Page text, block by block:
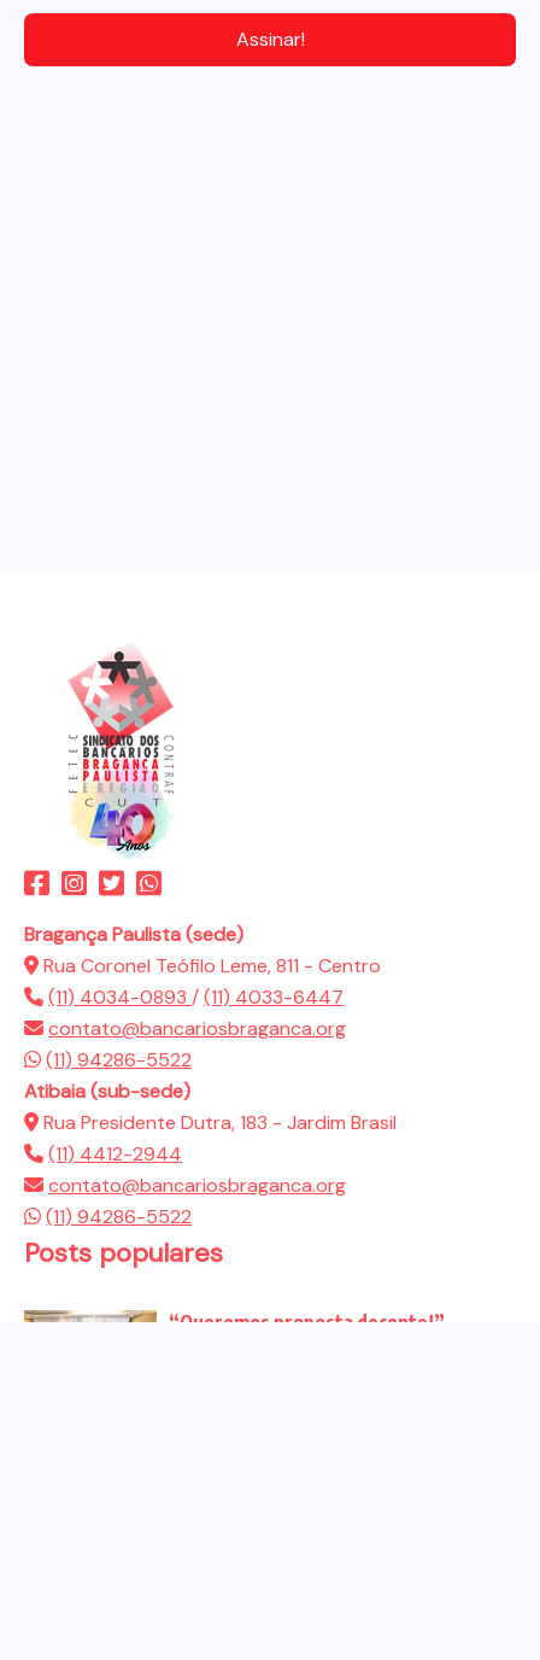
Bragança Paulista (sede)
Rua Coronel Teófilo Leme, 811 - Centro
(11) 4034-0893 /(11) 4033-6447
contato@bancariosbraganca.org
(11) 94286-5522
Atibaia (sub-sede)
Rua Presidente Dutra, 183 - Jardim Brasil
(11) 4412-2944
contato@bancariosbraganca.org
(11) 94286-5522
Posts populares
“Queremos proposta decente!”